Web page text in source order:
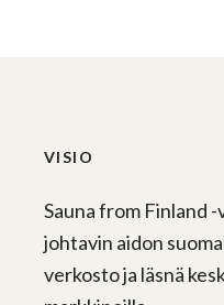
VISIO
Sauna from Finland
johtavin aidon
verkosto ja läsnä